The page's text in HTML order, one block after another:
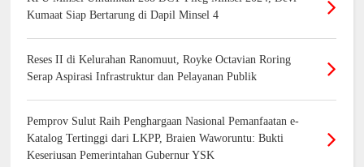
Kumaat Siap Bertarung di Dapil Minsel 4
Reses II di Kelurahan Ranomuut, Royke Octavian Roring
Serap Aspirasi Infrastruktur dan Pelayanan Publik
Pemprov Sulut Raih Penghargaan Nasional Pemanfaatan e-
Katalog Tertinggi dari LKPP, Braien Waworuntu: Bukti
Keseriusan Pemerintahan Gubernur YSK